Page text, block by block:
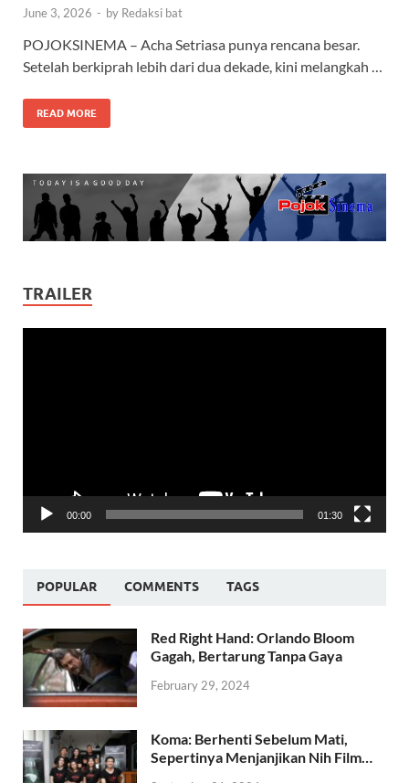
June 3, 2026 - by Redaksi bat
POJOKSINEMA – Acha Setriasa punya rencana besar.
Setelah berkiprah lebih dari dua dekade, kini melangkah …
READ MORE
TRAILER
00:00 01:30
POPULAR COMMENTS TAGS
Red Right Hand: Orlando Bloom
Gagah, Bertarung Tanpa Gaya
February 29, 2024
Koma: Berhenti Sebelum Mati,
Sepertinya Menjanjikan Nih Film…